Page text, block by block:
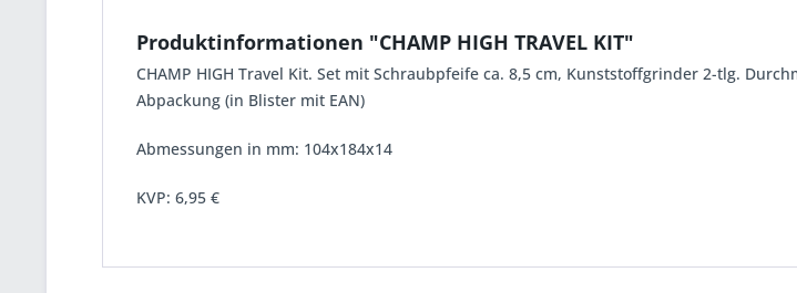
Produktinformationen "CHAMP HIGH TRAVEL KIT"
CHAMP HIGH Travel Kit. Set mit Schraubpfeife ca. 8,5 cm, Kunststoffgrinder 2-tlg.
Abpackung (in Blister mit EAN)
Abmessungen in mm: 104x184x14
KVP: 6,95 €